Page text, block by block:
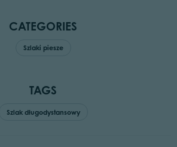
CATEGORIES
Szlaki piesze
TAGS
Szlak długodystansowy